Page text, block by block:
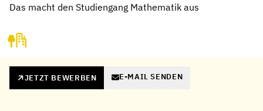
Das macht den Studiengang Mathematik aus
JETZT BEWERBEN E-MAIL SENDEN